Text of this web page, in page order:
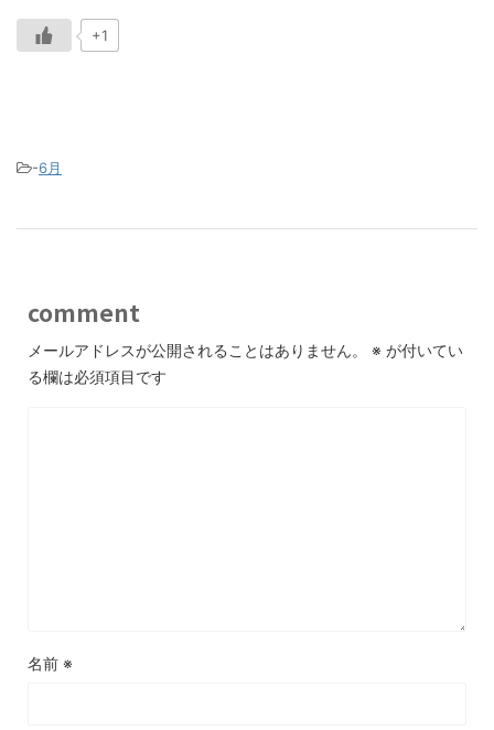
+1
-6月
comment
メールアドレスが公開されることはありません。 ※ が付いてい
る欄は必須項目です
名前 ※